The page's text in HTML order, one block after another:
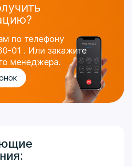
по телефону
01 . Или закажите
менеджера.